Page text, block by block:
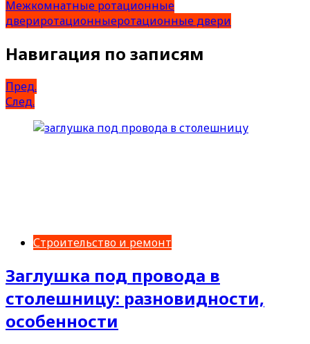
Межкомнатные ротационные
двериротационныеротационные двери
Навигация по записям
Пред.
След.
Строительство и ремонт
Заглушка под провода в
столешницу: разновидности,
особенности